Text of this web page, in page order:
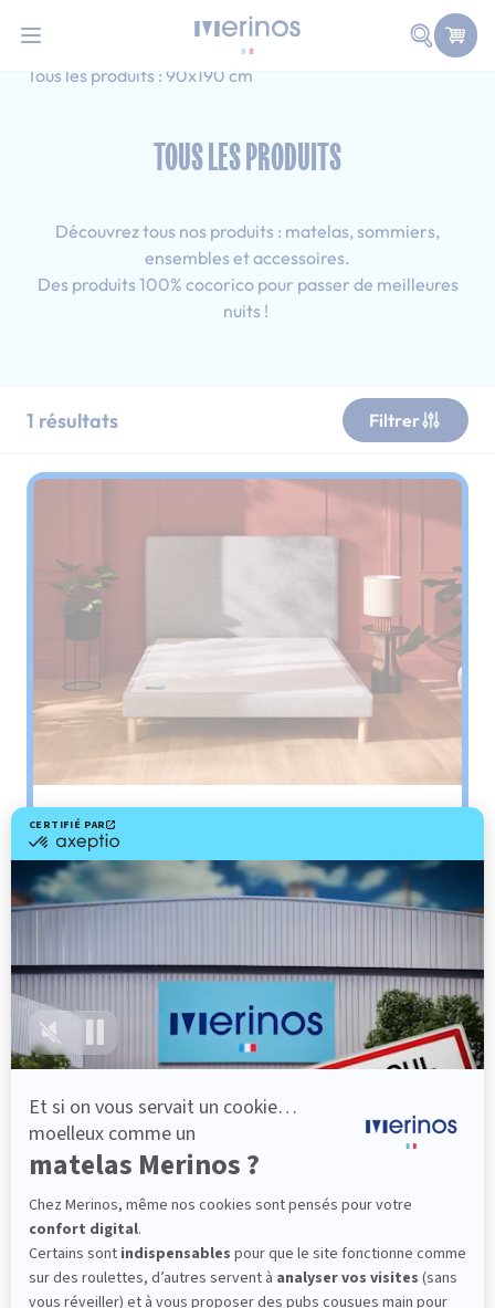
Faire
Accueil
Double
Tous les produits : 90x190 cm
TOUS LES PRODUITS
Découvrez tous nos produits : matelas, sommiers,
ensembles et accessoires.
Des produits 100% cocorico pour passer de meilleures
nuits !
1 résultats Filtrer
Sommier
PENCIL
Le plus : soutien morphologique
Grâce à ses 3 zones de confort, le sommier
Pencil vous assure tout son soutien. Avec les
épaules, le dos et le bassin qui reposent sur ses
lattes, vous évitez les douleurs au petit matin.
(10 avis)
Dès 501,00 €
Découvrir
Livraison gratuite